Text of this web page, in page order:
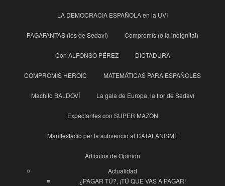
LA DEMOCRACIA ESPAÑOLA en la UVI
PAGAFANTAS (los de Sedaví) Compromís (o la indignitat)
Con ALFONSO PÉREZ DICTADURA
COMPROMIS HEROIC MATEMÁTICAS PARA ESPAÑOLES
Machito BALDOVÍ La gala de Europa, la flor de Sedaví
Expectantes con SUPER MAZÓN
Manifestacio per la subvencio al CATALANISME
Articulos de Opinión
Actualidad
¿PAGAR TÚ?, ¡TÚ QUE VAS A PAGAR!